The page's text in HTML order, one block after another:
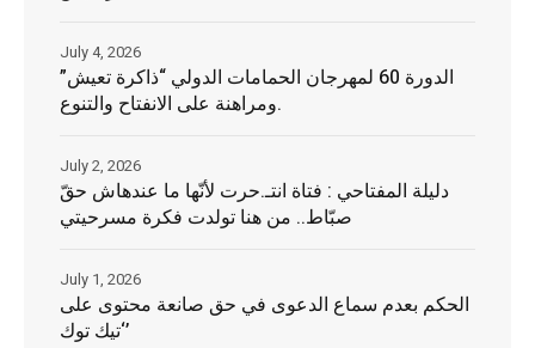
الدورة 60 لمهرجان الحمامات الدولي “ذاكرة تعيش”
ومراهنة على الانفتاح والتنوع.
July 4, 2026
دليلة المفتاحي : فتاة انتـ.حرت لأنّها ما عندهاش حقّ
صبّاط.. من هنا تولدت فكرة مسرحيتي
July 2, 2026
الحكم بعدم سماع الدعوى في حق صانعة محتوى على
‘تيك توك’
July 1, 2026